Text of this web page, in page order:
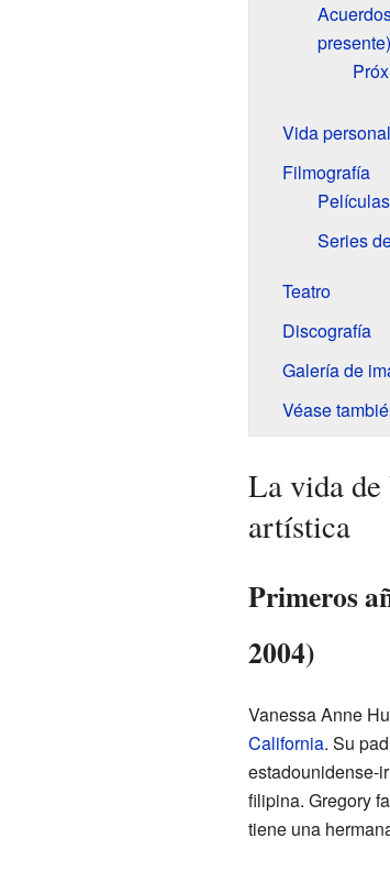
presente)
Vida personal
Filmografía
Películas
Series
Teatro
Discografía
Galería de
Véase
La vida de
artística
Primeros
2004)
Vanessa Anne
California. Su
estadounidense-
filipina. Gregory
tiene una